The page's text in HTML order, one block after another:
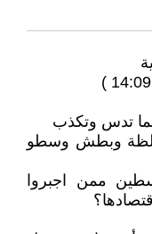
تدس وتكذب
غلظة وبطش وسطو
ممن اجبروا